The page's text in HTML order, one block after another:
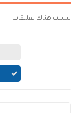
ليست هناك تعليقات